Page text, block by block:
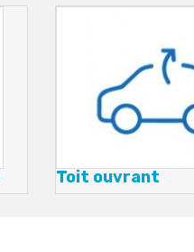
Toit ouvrant